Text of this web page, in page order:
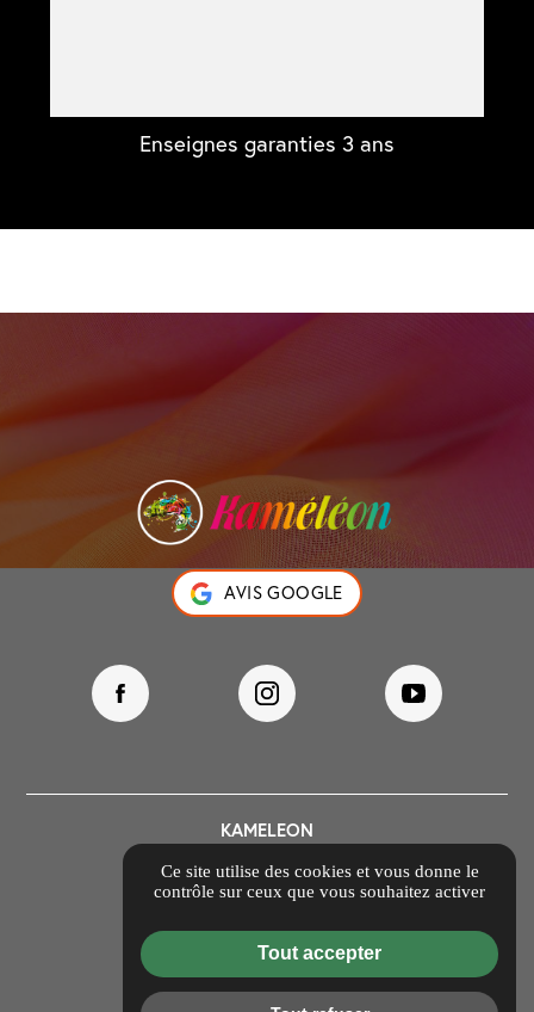
Enseignes garanties 3 ans
AVIS GOOGLE
KAMELEON
69740 Genas
04 84 88 52 38
Itinéraire
Ce site utilise des cookies et vous donne le
contrôle sur ceux que vous souhaitez activer
Tout accepter